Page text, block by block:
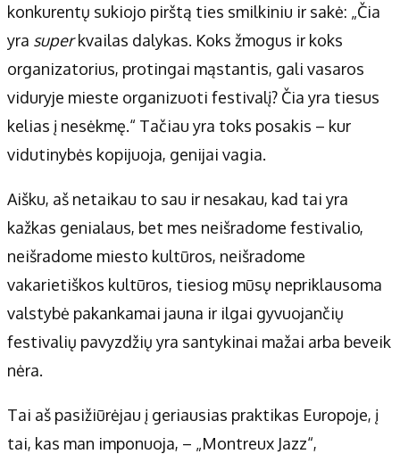
konkurentų sukiojo pirštą ties smilkiniu ir sakė: „Čia
yra superkvailas dalykas. Koks žmogus ir koks
organizatorius, protingai mąstantis, gali vasaros
viduryje mieste organizuoti festivalį? Čia yra tiesus
kelias į nesėkmę.“ Tačiau yra toks posakis – kur
vidutinybės kopijuoja, genijai vagia.
Aišku, aš netaikau to sau ir nesakau, kad tai yra
kažkas genialaus, bet mes neišradome festivalio,
neišradome miesto kultūros, neišradome
vakarietiškos kultūros, tiesiog mūsų nepriklausoma
valstybė pakankamai jauna ir ilgai gyvuojančių
festivalių pavyzdžių yra santykinai mažai arba beveik
nėra.
Tai aš pasižiūrėjau į geriausias praktikas Europoje, į
tai, kas man imponuoja, – „Montreux Jazz“,